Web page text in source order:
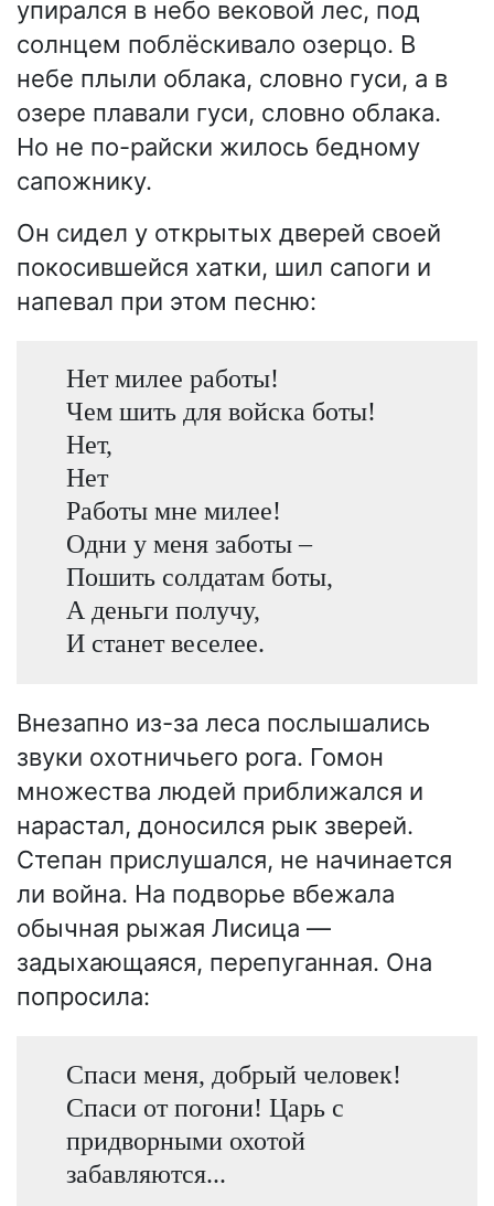
упирался в небо вековой лес, под
солнцем поблёскивало озерцо. В
небе плыли облака, словно гуси, а в
озере плавали гуси, словно облака.
Но не по-райски жилось бедному
сапожнику.
Он сидел у открытых дверей своей
покосившейся хатки, шил сапоги и
напевал при этом песню:
Нет милее работы!
Чем шить для войска боты!
Нет,
Нет
Работы мне милее!
Одни у меня заботы –
Пошить солдатам боты,
А деньги получу,
И станет веселее.
Внезапно из-за леса послышались
звуки охотничьего рога. Гомон
множества людей приближался и
нарастал, доносился рык зверей.
Степан прислушался, не начинается
ли война. На подворье вбежала
обычная рыжая Лисица —
задыхающаяся, перепуганная. Она
попросила:
Спаси меня, добрый человек!
Спаси от погони! Царь с
придворными охотой
забавляются...